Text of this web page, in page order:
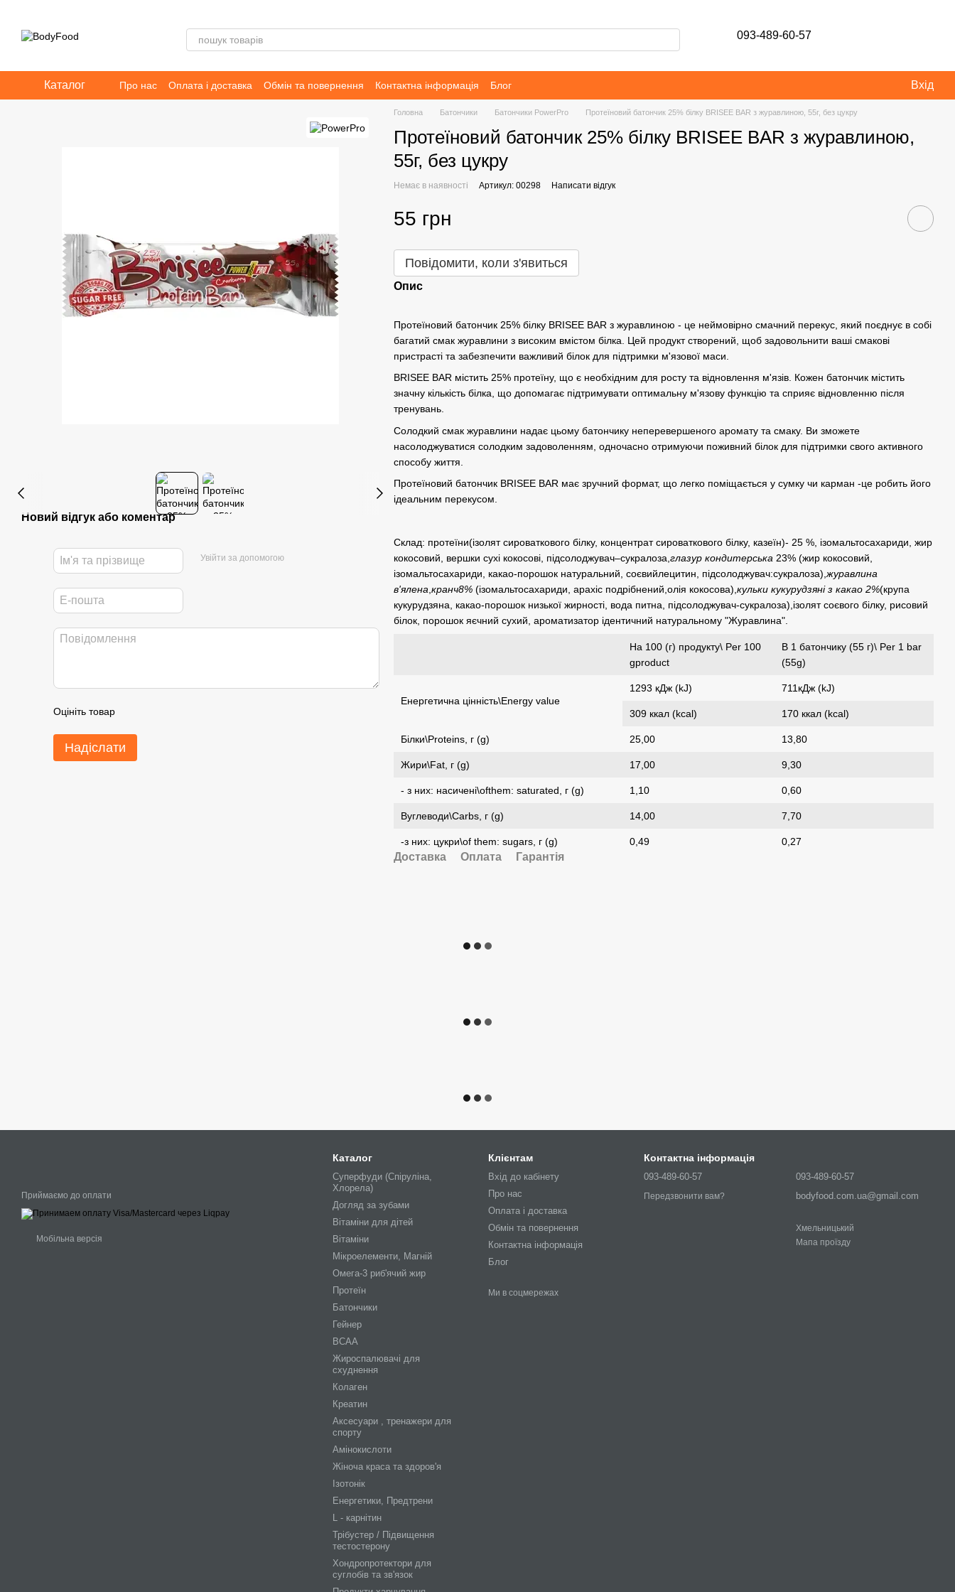
093-489-60-57
Каталог Про нас Оплата і доставка Обмін та повернення Контактна інформація Блог Вхід
Новий відгук або коментар
Увійти за допомогою
Оцініть товар
Надіслати
Головна Батончики Батончики PowerPro Протеїновий батончик 25% білку BRISEE BAR з журавлиною, 55г, без цукру
Протеїновий батончик 25% білку BRISEE BAR з журавлиною,
55г, без цукру
Немає в наявності Артикул: 00298 Написати відгук
55 грн
Повідомити, коли з'явиться
Опис
Протеїновий батончик 25% білку BRISEE BAR з журавлиною - це неймовірно смачний перекус, який поєднує в собі
багатий смак журавлини з високим вмістом білка. Цей продукт створений, щоб задовольнити ваші смакові
пристрасті та забезпечити важливий білок для підтримки м'язової маси.
BRISEE BAR містить 25% протеїну, що є необхідним для росту та відновлення м'язів. Кожен батончик містить
значну кількість білка, що допомагає підтримувати оптимальну м'язову функцію та сприяє відновленню після
тренувань.
Солодкий смак журавлини надає цьому батончику неперевершеного аромату та смаку. Ви зможете
насолоджуватися солодким задоволенням, одночасно отримуючи поживний білок для підтримки свого активного
способу життя.
Протеїновий батончик BRISEE BAR має зручний формат, що легко поміщається у сумку чи карман -це робить його
ідеальним перекусом.
Склад: протеїни(ізолят сироваткового білку, концентрат сироваткового білку, казеїн)- 25 %, ізомальтосахариди, жир
кокосовий, вершки сухі кокосові, підсолоджувач–сукралоза, глазур кондитерська 23% (жир кокосовий,
ізомальтосахариди, какао-порошок натуральний, соєвийлецитин, підсолоджувач:сукралоза), журавлина
в'ялена кранч8%(ізомальтосахариди, арахіс подрібнений,олія кокосова), кульки кукурудзяні з какао 2%(крупа
кукурудзяна, какао-порошок низької жирності, вода питна, підсолоджувач-сукралоза),ізолят соєвого білку, рисовий
білок, порошок яєчний сухий, ароматизатор ідентичний натуральному "Журавлина".
На 100 (г) продукту\ Per 100
gproduct
В 1 батончику (55 г)\ Per 1 bar
(55g)
Енергетична цінність\Energy value
1293 кДж (kJ) 711кДж (kJ)
309 ккал (kcal) 170 ккал (kcal)
Білки\Proteins, г (g) 25,00 13,80
Жири\Fat, г (g) 17,00 9,30
- з них: насичені\ofthem: saturated, г (g) 1,10 0,60
Вуглеводи\Carbs, г (g) 14,00 7,70
-з них: цукри\of them: sugars, г (g) 0,49 0,27
Доставка Оплата Гарантія
Приймаємо до оплати
Мобільна версія
Каталог
Суперфуди (Спіруліна,
Хлорела)
Догляд за зубами
Вітаміни для дітей
Вітаміни
Мікроелементи, Магній
Омега-3 риб'ячий жир
Протеїн
Батончики
Гейнер
BCAA
Жироспалювачі для
схуднення
Колаген
Креатин
Аксесуари , тренажери для
спорту
Амінокислоти
Жіноча краса та здоров'я
Ізотонік
Енергетики, Предтрени
L - карнітин
Трібустер / Підвищення
тестостерону
Хондропротектори для
суглобів та зв'язок
Клієнтам
Вхід до кабінету
Про нас
Оплата і доставка
Обмін та повернення
Контактна інформація
Блог
Ми в соцмережах
Контактна інформація
093-489-60-57
Передзвонити вам?
093-489-60-57
bodyfood.com.ua@gmail.com
Хмельницький
Мапа проїзду